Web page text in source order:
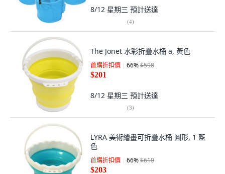
8/12 星期三 預計送達
(4)
The Jonet 水彩折疊水桶 a, 黃色
首購折扣價 66%$598
$201
8/12 星期三 預計送達
(3)
LYRA 美術繪畫可折疊水桶 圓形, 1 藍
色
首購折扣價 66%$610
$203